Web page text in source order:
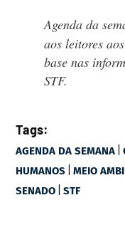
Agenda da
aos leitores
base nas
STF.
Tags:
AGENDA DA SEMANA |
HUMANOS |MEIO
SENADO |STF